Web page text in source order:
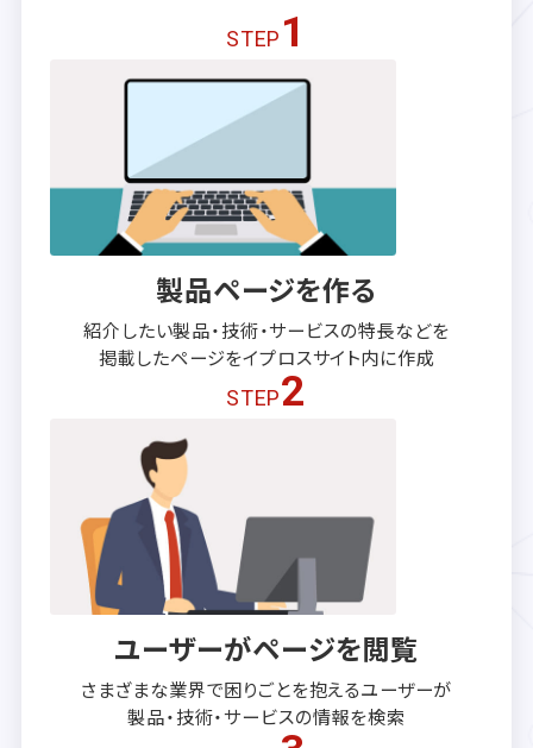
STEP 1
製品ページを作る
紹介したい製品・技術・サービスの特長などを
掲載したページをイプロスサイト内に作成
STEP2
ユーザーがページを閲覧
さまざまな業界で困りごとを抱えるユーザーが
製品・技術・サービスの情報を検索